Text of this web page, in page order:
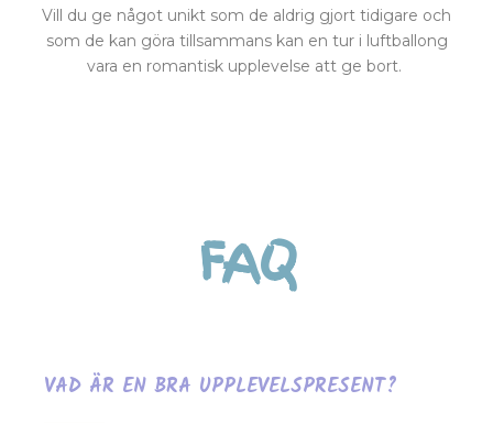
Vill du ge något unikt som de aldrig gjort tidigare och
som de kan göra tillsammans kan en tur i luftballong
vara en romantisk upplevelse att ge bort.
FAQ
VAD ÄR EN BRA UPPLEVELSPRESENT?